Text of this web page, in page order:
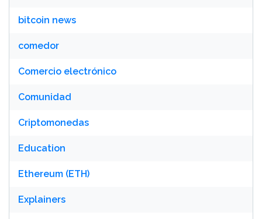
bitcoin news
comedor
Comercio electrónico
Comunidad
Criptomonedas
Education
Ethereum (ETH)
Explainers